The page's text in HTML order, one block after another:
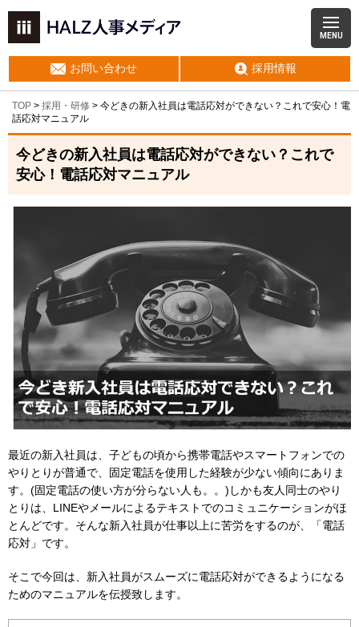
MENU
お問い合わせ 採用情報
TOP > 採用・研修 > 今どきの新入社員は電話応対ができない？これで安心！電
話応対マニュアル
今どきの新入社員は電話応対ができない？これで
安心！電話応対マニュアル
最近の新入社員は、子どもの頃から携帯電話やスマートフォンでの
やりとりが普通で、固定電話を使用した経験が少ない傾向にありま
す。(固定電話の使い方が分らない人も。。)しかも友人同士のやり
とりは、LINEやメールによるテキストでのコミュニケーションがほ
とんどです。そんな新入社員が仕事以上に苦労をするのが、「電話
応対」です。
そこで今回は、新入社員がスムーズに電話応対ができるようになる
ためのマニュアルを伝授致します。